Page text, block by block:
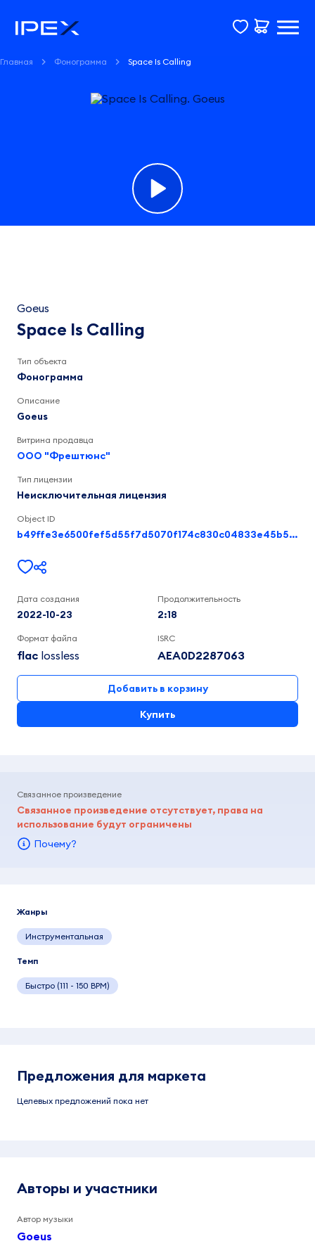
Главная Фонограмма Space Is Calling
Calling
Goeus
2:18
Goeus
Space Is Calling
Тип объекта
Фонограмма
Описание
Goeus
Витрина продавца
ООО "Фрештюнс"
Тип лицензии
Неисключительная лицензия
Object ID
b49ffe3e6500fef5d55f7d5070f174c830c04833e45b5ad376d97da6a76c4b1b
Дата создания
2022-10-23
Продолжительность
2:18
Формат файла
flac lossless
ISRC
AEA0D2287063
Добавить в корзину
Купить
Связанное произведение
Связанное произведение отсутствует, права на
использование будут ограничены
Почему?
Жанры
Инструментальная
Темп
Быстро (111 - 150 BPM)
Предложения для маркета
Целевых предложений пока нет
Авторы и участники
Автор музыки
Goeus